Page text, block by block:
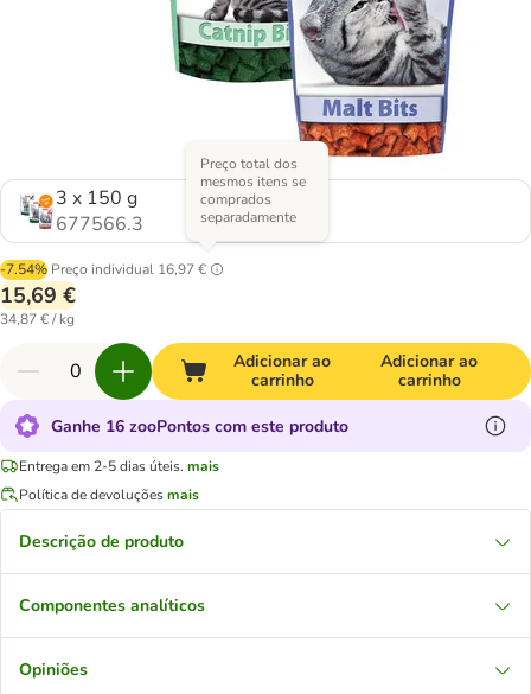
3 x 150 g
677566.3
-7.54% Preço individual 16,97 €
Preço total dos
mesmos itens se
comprados
separadamente
15,69 €
34,87 € / kg
Adicionar ao
carrinho
Adicionar ao
carrinho
Ganhe 16 zooPontos com este produto
Entrega em 2-5 dias úteis. mais
Política de devoluçõesmais
Descrição de produto
Componentes analíticos
Opiniões